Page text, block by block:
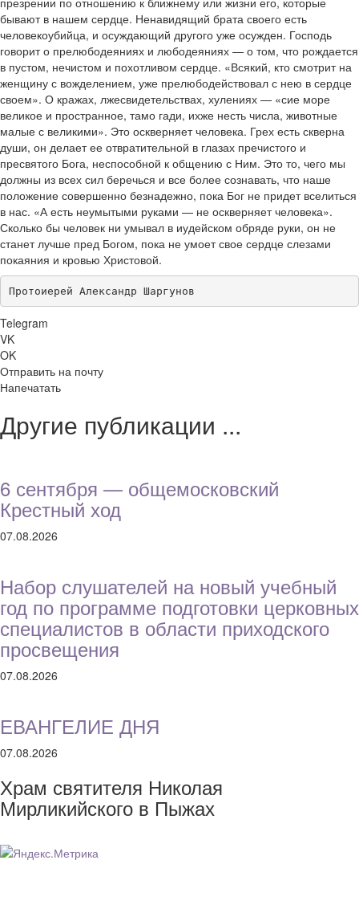
бывают в нашем сердце. Ненавидящий брата своего есть
человекоубийца, и осуждающий другого уже осужден. Господь
говорит о прелюбодеяниях и любодеяниях — о том, что рождается
в пустом, нечистом и похотливом сердце. «Всякий, кто смотрит на
женщину с вожделением, уже прелюбодействовал с нею в сердце
своем». О кражах, лжесвидетельствах, хулениях — «сие море
великое и пространное, тамо гади, ихже несть числа, животные
малые с великими». Это оскверняет человека. Грех есть скверна
души, он делает ее отвратительной в глазах пречистого и
пресвятого Бога, неспособной к общению с Ним. Это то, чего мы
должны из всех сил беречься и все более сознавать, что наше
положение совершенно безнадежно, пока Бог не придет вселиться
в нас. «А есть неумытыми руками — не оскверняет человека».
Сколько бы человек ни умывал в иудейском обряде руки, он не
станет лучше пред Богом, пока не умоет свое сердце слезами
покаяния и кровью Христовой.
Протоиерей Александр Шаргунов
Telegram
VK
OK
Отправить на почту
Напечатать
Другие публикации ...
6 сентября — общемосковский
Крестный ход
07.08.2026
Набор слушателей на новый учебный
год по программе подготовки церковных
специалистов в области приходского
просвещения
07.08.2026
ЕВАНГЕЛИЕ ДНЯ
07.08.2026
Храм святителя Николая
Мирликийского в Пыжах